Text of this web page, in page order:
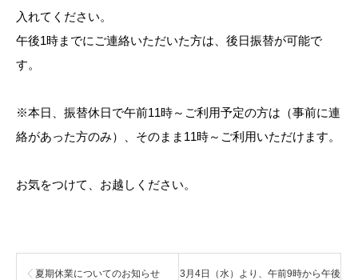
入れてください。
午後1時までにご連絡いただいた方は、後日振替が可能で
す。
※本日、振替休日で午前11時～ご利用予定の方は（事前に連
絡があった方のみ）、そのまま11時～ご利用いただけます。
お気をつけて、お越しください。
夏期休業についてのお知らせ 3月4日（水）より、午前9時から午後